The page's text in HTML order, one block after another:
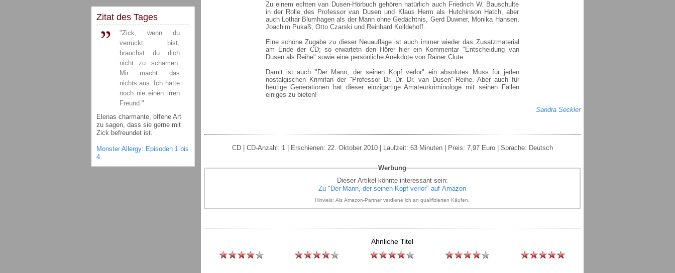
Zitat des Tages
"Zick, wenn du
verrückt bist,
brauchst du dich
nicht zu schämen.
Mir macht das
nichts aus. Ich hatte
noch nie einen irren
Freund."
Elenas charmante, offene Art
zu sagen, dass sie gerne mit
Zick befreundet ist.
Monster Allergy: Episoden 1 bis
4
Zu einem echten van Dusen-Hörbuch gehören natürlich auch Friedrich W. Bauschulte
in der Rolle des Professor van Dusen und Klaus Herm als Hutchinson Hatch, aber
auch Lothar Blumhagen als der Mann ohne Gedächtnis, Gerd Duwner, Monika Hansen,
Joachim Pukaß, Otto Czarski und Reinhard Kolldehoff.
Eine schöne Zugabe zu dieser Neuauflage ist auch immer wieder das Zusatzmaterial
am Ende der CD; so erwartetn den Hörer hier ein Kommentar "Entscheidung van
Dusen als Reihe" sowie eine persönliche Anekdote von Rainer Clute.
Damit ist auch "Der Mann, der seinen Kopf verlor" ein absolutes Muss für jeden
nostalgischen Krimifan der "Professor Dr. Dr. Dr. van Dusen"-Reihe. Aber auch für
heutige Generationen hat dieser einzigartige Amateurkriminologe mit seinen Fällen
einiges zu bieten!
Sandra Seckler
CD | CD-Anzahl: 1 | Erschienen: 22. Oktober 2010 | Laufzeit: 63 Minuten | Preis: 7,97 Euro | Sprache: Deutsch
Werbung
Dieser Artikel könnte interessant sein:
Zu "Der Mann, der seinen Kopf verlor" auf Amazon
Hinweis: Als Amazon-Partner verdiene ich an qualifizierten Käufen.
Ähnliche Titel